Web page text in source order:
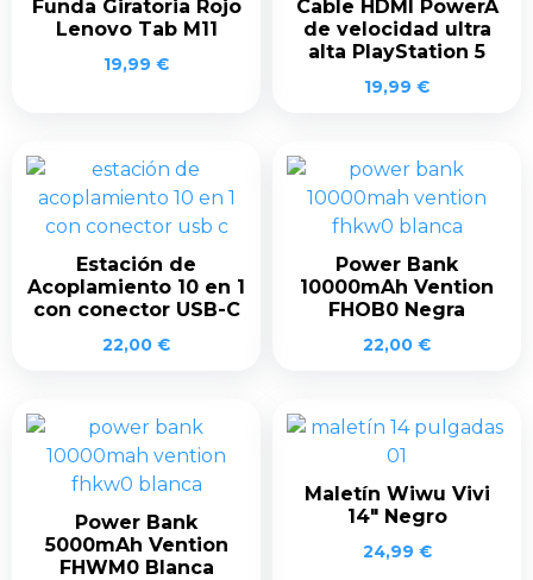
Funda Giratoria Rojo
Lenovo Tab M11
19,99 €
Cable HDMI PowerA
de velocidad ultra
alta PlayStation 5
19,99 €
Estación de
Acoplamiento 10 en 1
con conector USB-C
22,00 €
Power Bank
10000mAh Vention
FHOB0 Negra
22,00 €
Power Bank
5000mAh Vention
FHWM0 Blanca
Maletín Wiwu Vivi
14″ Negro
24,99 €